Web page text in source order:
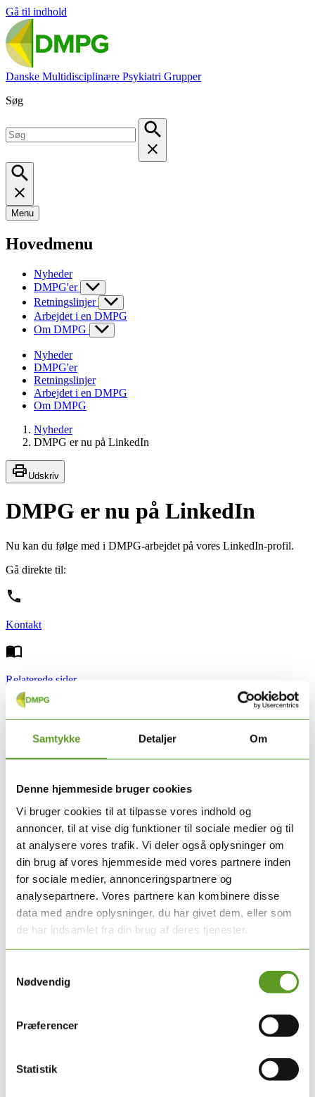
Samtykke Detaljer Om
Denne hjemmeside bruger cookies
Vi bruger cookies til at tilpasse vores indhold og
annoncer, til at vise dig funktioner til sociale medier og til
at analysere vores trafik. Vi deler også oplysninger om
din brug af vores hjemmeside med vores partnere inden
for sociale medier, annonceringspartnere og
analysepartnere. Vores partnere kan kombinere disse
data med andre oplysninger, du har givet dem, eller som
de har indsamlet fra din brug af deres tjenester.
Nødvendig
Præferencer
Statistik
Gå til indhold
Danske Multidisciplinære Psykiatri Grupper
Søg
Menu
Hovedmenu
Nyheder
DMPG'er
Retningslinjer
Arbejdet i en DMPG
Om DMPG
Nyheder
DMPG'er
Retningslinjer
Arbejdet i en DMPG
Om DMPG
Nyheder
DMPG er nu på LinkedIn
Udskriv
DMPG er nu på LinkedIn
Nu kan du følge med i DMPG-arbejdet på vores LinkedIn-profil.
Gå direkte til:
Kontakt
Relaterede sider
Nyttige links
28.08.2025
Danske Multidisciplinære Psykiatrigrupper (DMPG) er nu også at
finde på LinkedIn. Her deler vi løbende nyt om arbejdet med at løfte
kvaliteten i psykiatrien gennem fælles faglige retningslinjer,
databaser og tværgående samarbejde.
Følg med dér og hold dig opdateret på de seneste initiativer,
arrangementer og resultater fra DMPG-arbejdet.
Følg DMPG på LinkedIn
Vi tager meget gerne imod gode idéer og input til ovenstående. Du
kan altid kontakte os pådmpg@dmpg.dk.